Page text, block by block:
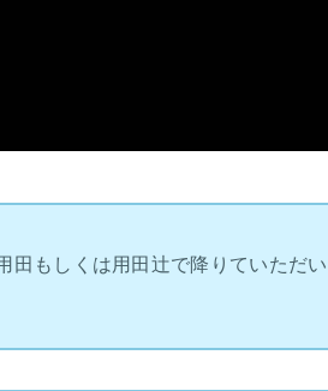
田もしくは用田辻で降りていただい